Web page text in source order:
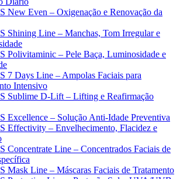
New Even – Oxigenação e Renovação da
Shining Line – Manchas, Tom Irregular e
Polivitaminic – Pele Baça, Luminosidade e
7 Days Line – Ampolas Faciais para
Intensivo
Sublime D-Lift – Lifting e Reafirmação
Excellence – Solução Anti-Idade Preventiva
Effectivity – Envelhecimento, Flacidez e
Concentrate Line – Concentrados Faciais de
Mask Line – Máscaras Faciais de Tratamento